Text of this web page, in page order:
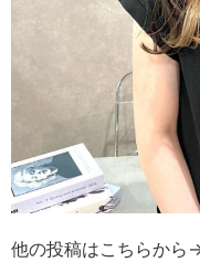
他の投稿はこちらか